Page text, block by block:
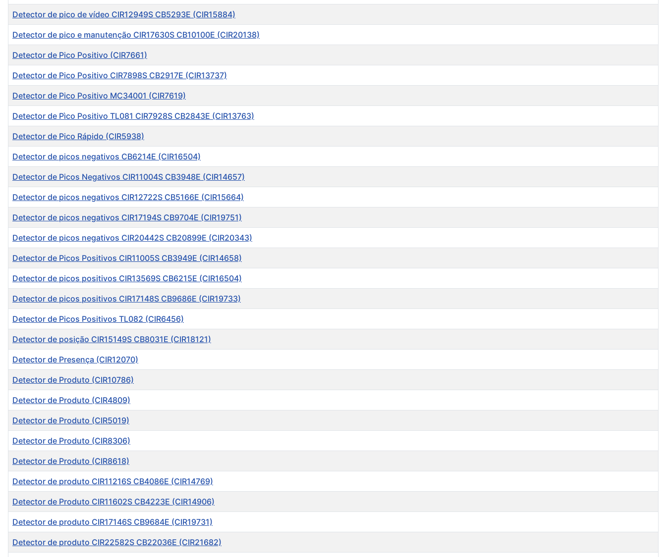
Detector de pico de vídeo CIR12949S CB5293E (CIR15884)
Detector de pico e manutenção CIR17630S CB10100E (CIR20138)
Detector de Pico Positivo (CIR7661)
Detector de Pico Positivo CIR7898S CB2917E (CIR13737)
Detector de Pico Positivo MC34001 (CIR7619)
Detector de Pìco Positivo TL081 CIR7928S CB2843E (CIR13763)
Detector de Pico Rápido (CIR5938)
Detector de picos negativos CB6214E (CIR16504)
Detector de Picos Negativos CIR11004S CB3948E (CIR14657)
Detector de picos negativos CIR12722S CB5166E (CIR15664)
Detector de picos negativos CIR17194S CB9704E (CIR19751)
Detector de picos negativos CIR20442S CB20899E (CIR20343)
Detector de Picos Positivos CIR11005S CB3949E (CIR14658)
Detector de picos positivos CIR13569S CB6215E (CIR16504)
Detector de picos positivos CIR17148S CB9686E (CIR19733)
Detector de Picos Positivos TL082 (CIR6456)
Detector de posição CIR15149S CB8031E (CIR18121)
Detector de Presença (CIR12070)
Detector de Produto (CIR10786)
Detector de Produto (CIR4809)
Detector de Produto (CIR5019)
Detector de Produto (CIR8306)
Detector de Produto (CIR8618)
Detector de produto CIR11216S CB4086E (CIR14769)
Detector de Produto CIR11602S CB4223E (CIR14906)
Detector de produto CIR17146S CB9684E (CIR19731)
Detector de produto CIR22582S CB22036E (CIR21682)